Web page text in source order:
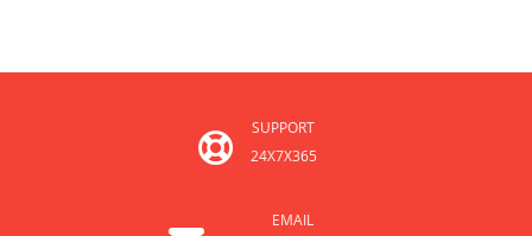
SUPPORT
24X7X365
EMAIL